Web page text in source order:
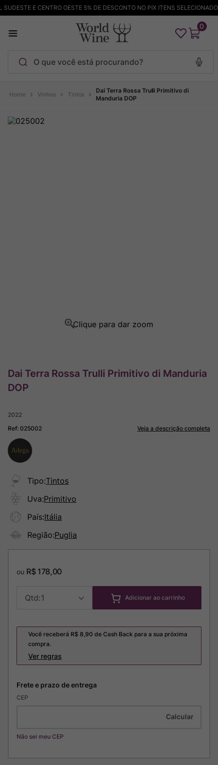
E CENTRO OESTE 5% DE DESCONTO NO PIX ITENS SELECIONADOS
0
Vinhos Tintos
Dai Terra Rossa Trulli Primitivo di
Manduria DOP
Dai Terra Rossa Trulli Primitivo di Manduria
DOP
2022
Ref: 025002 Veja a descrição completa
Tipo:Tintos
Uva:Primitivo
País:Itália
Região:Puglia
ou R$ 178,00
1 Adicionar ao carrinho
Você receberá R$ 8,90 de Cash Back para a sua próxima
compra.
Ver regras
CEP
Não sei meu CEP